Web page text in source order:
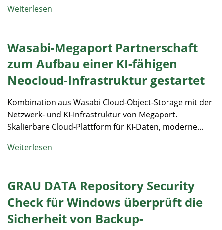
Weiterlesen
Wasabi-Megaport Partnerschaft
zum Aufbau einer KI-fähigen
Neocloud-Infrastruktur gestartet
Kombination aus Wasabi Cloud-Object-Storage mit der
Netzwerk- und KI-Infrastruktur von Megaport.
Skalierbare Cloud-Plattform für KI-Daten, moderne...
Weiterlesen
GRAU DATA Repository Security
Check für Windows überprüft die
Sicherheit von Backup-